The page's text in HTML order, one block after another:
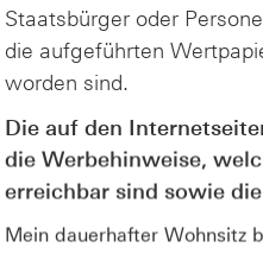
Staatsbürger oder
die aufgeführten
worden sind.
Die auf den
die Werbehinweise,
erreichbar sind sowie
Mein dauerhafter Wohnsitz